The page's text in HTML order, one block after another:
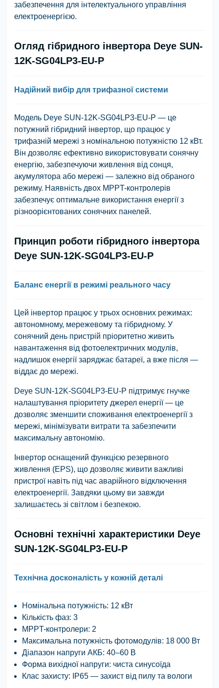
забезпечення для інтелектуального управління
електроенергією.
Огляд гібридного інвертора Deye SUN-
12K-SG04LP3-EU-P
Надійний вибір для трифазної системи
Модель Deye SUN-12K-SG04LP3-EU-P — це
потужний гібридний інвертор, що працює у
трифазній мережі з номінальною потужністю 12 кВт.
Він дозволяє ефективно використовувати сонячну
енергію, забезпечуючи живлення від сонця,
акумулятора або мережі — залежно від обраного
режиму. Наявність двох MPPT-контролерів
забезпечує оптимальне використання енергії з
різноорієнтованих сонячних панелей.
Принцип роботи гібридного інвертора
Deye SUN-12K-SG04LP3-EU-P
Баланс енергії в режимі реального часу
Цей інвертор працює у трьох основних режимах:
автономному, мережевому та гібридному. У
сонячний день пристрій пріоритетно живить
навантаження від фотоелектричних модулів,
надлишок енергії заряджає батареї, а вже після —
віддає до мережі.
Deye SUN-12K-SG04LP3-EU-P підтримує гнучке
налаштування пріоритету джерел енергії — це
дозволяє зменшити споживання електроенергії з
мережі, мінімізувати витрати та забезпечити
максимальну автономію.
Інвертор оснащений функцією резервного
живлення (EPS), що дозволяє живити важливі
пристрої навіть під час аварійного відключення
електроенергії. Завдяки цьому ви завжди
залишаєтесь зі світлом і безпекою.
Основні технічні характеристики Deye
SUN-12K-SG04LP3-EU-P
Технічна досконалість у кожній деталі
Номінальна потужність: 12 кВт
Кількість фаз: 3
MPPT-контролери: 2
Максимальна потужність фотомодулів: 18 000 Вт
Діапазон напруги АКБ: 40–60 В
Форма вихідної напруги: чиста синусоїда
Клас захисту: IP65 — захист від пилу та вологи